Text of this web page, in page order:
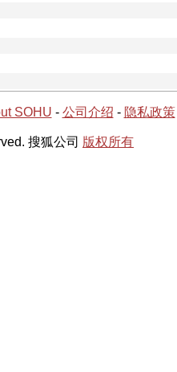
SOHU - 公司介绍 - 隐私政策
搜狐公司 版权所有